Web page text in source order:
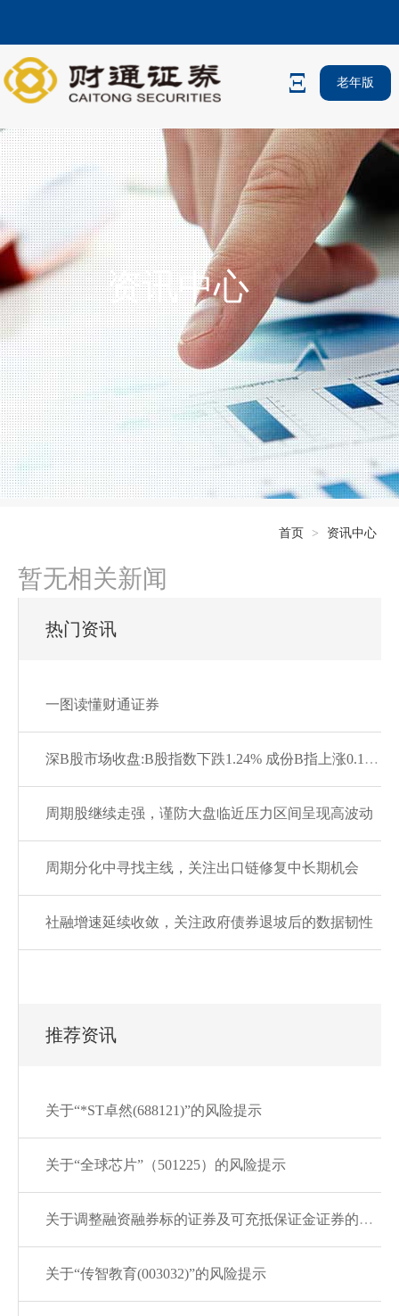
老年版
资讯中心
首页 > 资讯中心
暂无相关新闻
热门资讯
一图读懂财通证券
深B股市场收盘:B股指数下跌1.24% 成份B指上涨0.13%
周期股继续走强，谨防大盘临近压力区间呈现高波动
周期分化中寻找主线，关注出口链修复中长期机会
社融增速延续收敛，关注政府债券退坡后的数据韧性
推荐资讯
关于“*ST卓然(688121)”的风险提示
关于“全球芯片”（501225）的风险提示
关于调整融资融券标的证券及可充抵保证金证券的通知20260806
关于“传智教育(003032)”的风险提示